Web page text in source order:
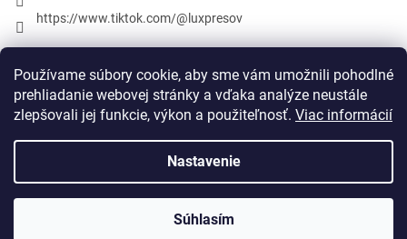
Používame súbory cookie, aby sme vám umožnili pohodlné
prehliadanie webovej stránky a vďaka analýze neustále
zlepšovali jej funkcie, výkon a použiteľnosť. Viac informácií
Nastavenie
Súhlasím
https://www.tiktok.com/@luxpresov
Vytvoril Shoptet
lux-presov.sk. Všetky práva vyhradené.